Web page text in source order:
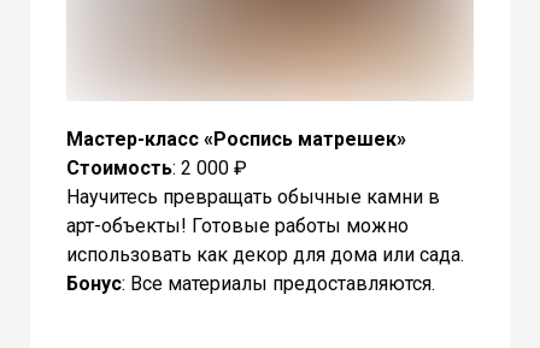
Мастер-класс «Роспись матрешек»
Стоимость: 2 000 ₽
Научитесь превращать обычные камни в
арт-объекты! Готовые работы можно
использовать как декор для дома или сада.
Бонус: Все материалы предоставляются.